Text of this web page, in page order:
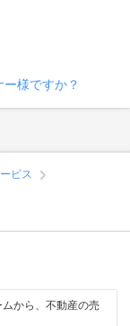
様ですか？
ビス
から、不動産の売